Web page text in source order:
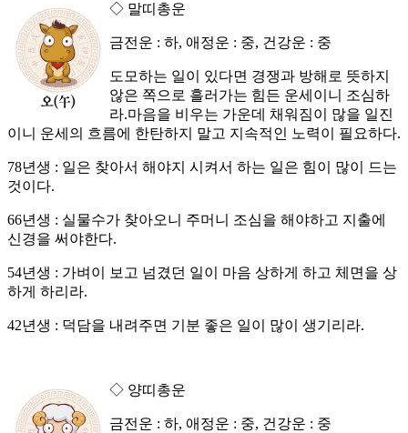
◇ 말띠총운
금전운 : 하, 애정운 : 중, 건강운 : 중
도모하는 일이 있다면 경쟁과 방해로 뜻하지
않은 쪽으로 흘러가는 힘든 운세이니 조심하
라.마음을 비우는 가운데 채워짐이 많을 일진
이니 운세의 흐름에 한탄하지 말고 지속적인 노력이 필요하다.
78년생 : 일은 찾아서 해야지 시켜서 하는 일은 힘이 많이 드는
것이다.
66년생 : 실물수가 찾아오니 주머니 조심을 해야하고 지출에
신경을 써야한다.
54년생 : 가벼이 보고 넘겼던 일이 마음 상하게 하고 체면을 상
하게 하리라.
42년생 : 덕담을 내려주면 기분 좋은 일이 많이 생기리라.
◇ 양띠총운
금전운 : 하, 애정운 : 중, 건강운 : 중